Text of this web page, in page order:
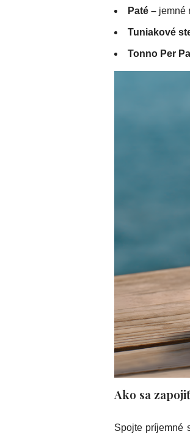
Paté – jemné
Tuniakové
Tonno Per
Ako sa
Spojte príjemné